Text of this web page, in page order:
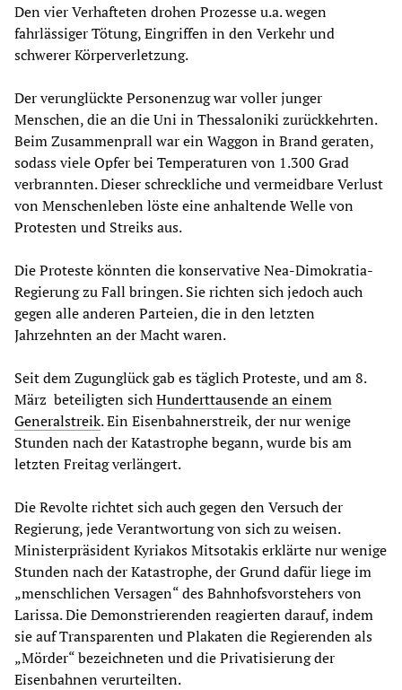
Den vier Verhafteten drohen Prozesse u.a. wegen
fahrlässiger Tötung, Eingriffen in den Verkehr und
schwerer Körperverletzung.
Der verunglückte Personenzug war voller junger
Menschen, die an die Uni in Thessaloniki zurückkehrten.
Beim Zusammenprall war ein Waggon in Brand geraten,
sodass viele Opfer bei Temperaturen von 1.300 Grad
verbrannten. Dieser schreckliche und vermeidbare Verlust
von Menschenleben löste eine anhaltende Welle von
Protesten und Streiks aus.
Die Proteste könnten die konservative Nea-Dimokratia-
Regierung zu Fall bringen. Sie richten sich jedoch auch
gegen alle anderen Parteien, die in den letzten
Jahrzehnten an der Macht waren.
Seit dem Zugunglück gab es täglich Proteste, und am 8.
März beteiligten sichHunderttausende an einem
Generalstreik. Ein Eisenbahnerstreik, der nur wenige
Stunden nach der Katastrophe begann, wurde bis am
letzten Freitag verlängert.
Die Revolte richtet sich auch gegen den Versuch der
Regierung, jede Verantwortung von sich zu weisen.
Ministerpräsident Kyriakos Mitsotakis erklärte nur wenige
Stunden nach der Katastrophe, der Grund dafür liege im
„menschlichen Versagen“ des Bahnhofsvorstehers von
Larissa. Die Demonstrierenden reagierten darauf, indem
sie auf Transparenten und Plakaten die Regierenden als
„Mörder“ bezeichneten und die Privatisierung der
Eisenbahnen verurteilten.